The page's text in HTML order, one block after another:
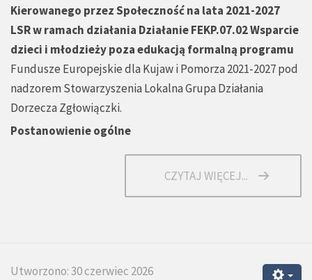
Kierowanego przez Społeczność na lata 2021-2027
LSR w ramach działania Działanie FEKP.07.02 Wsparcie
dzieci i młodzieży poza edukacją formalną programu
Fundusze Europejskie dla Kujaw i Pomorza 2021-2027 pod
nadzorem Stowarzyszenia Lokalna Grupa Działania
Dorzecza Zgłowiączki.
Postanowienie ogólne
CZYTAJ WIĘCEJ...
Utworzono: 30 czerwiec 2026